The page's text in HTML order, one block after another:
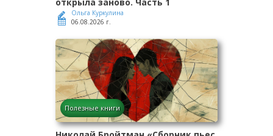
Ольга Куркулина
06.08.2026 г.
Полезные книги